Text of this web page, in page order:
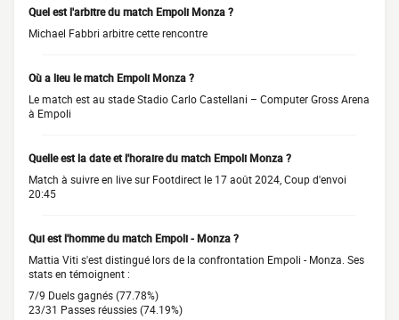
Quel est l'arbitre du match Empoli Monza ?
Michael Fabbri arbitre cette rencontre
Où a lieu le match Empoli Monza ?
Le match est au stade Stadio Carlo Castellani – Computer Gross Arena
à Empoli
Quelle est la date et l'horaire du match Empoli Monza ?
Match à suivre en live sur Footdirect le 17 août 2024, Coup d'envoi
20:45
Qui est l'homme du match Empoli - Monza ?
Mattia Viti s'est distingué lors de la confrontation Empoli - Monza. Ses
stats en témoignent :
7/9 Duels gagnés (77.78%)
23/31 Passes réussies (74.19%)